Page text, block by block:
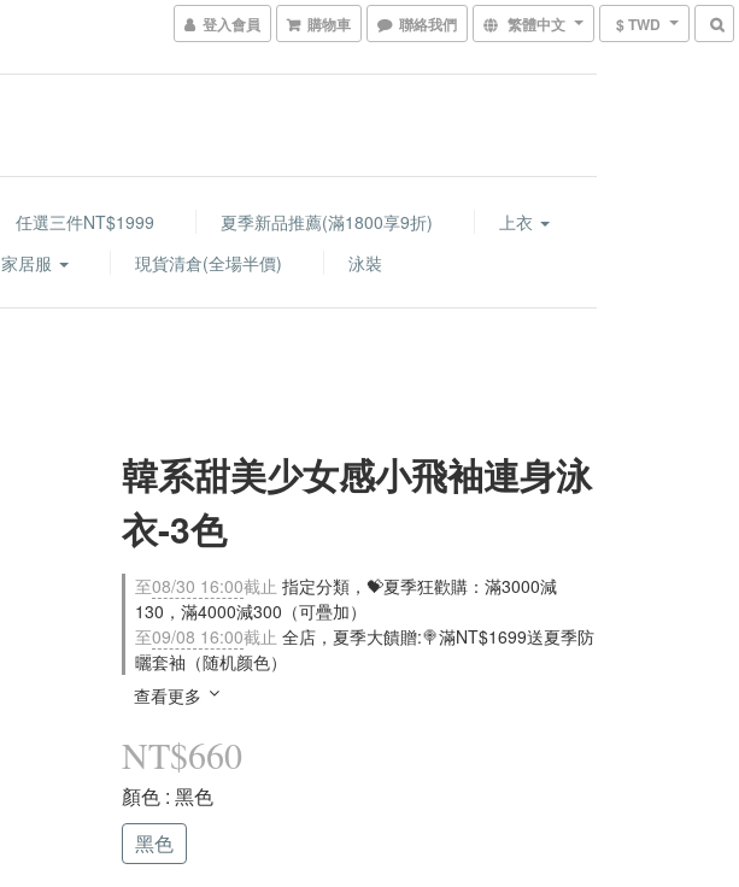
登入會員 購物車 聯絡我們 繁體中文 $ TWD
任選三件NT$1999 夏季新品推薦(滿1800享9折)
上衣
家居服 現貨清倉(全場半價) 泳裝
韓系甜美少女感小飛袖連身泳
衣-3色
至08/30 16:00截止 指定分類，💝夏季狂歡購：滿3000減
130，滿4000減300（可疊加）
至09/08 16:00截止 全店，夏季大饋贈:🍭滿NT$1699送夏季防
曬套袖（随机颜色）
查看更多
NT$660
顏色 : 黑色
黑色